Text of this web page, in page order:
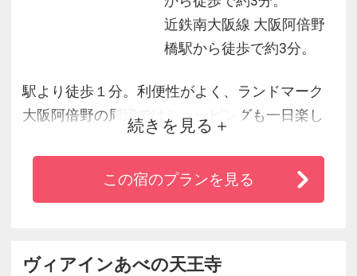
近鉄南大阪線 大阪阿倍野
橋駅から徒歩で約3分。
駅より徒歩１分。利便性がよく、ランドマーク
大阪阿倍野の周辺ではショッピングも一日楽し
めます。テーマパークやホールも近いので、ア
クティブなご旅行にも最適です。室内は快適性
と機能性に配慮しました。心地よく一日の疲れ
続きを見る
この宿のプランを見る
ヴィアインあべの天王寺